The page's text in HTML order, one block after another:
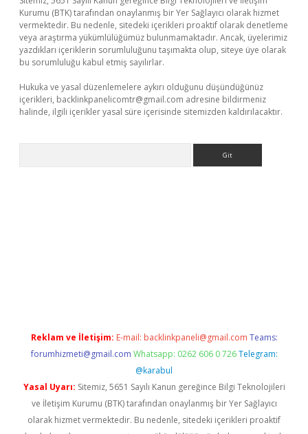
Kurumu (BTK) tarafından onaylanmış bir Yer Sağlayıcı olarak hizmet
vermektedir. Bu nedenle, sitedeki içerikleri proaktif olarak denetleme
veya araştırma yükümlülüğümüz bulunmamaktadır. Ancak, üyelerimiz
yazdıkları içeriklerin sorumluluğunu taşımakta olup, siteye üye olarak
bu sorumluluğu kabul etmiş sayılırlar.
Hukuka ve yasal düzenlemelere aykırı olduğunu düşündüğünüz
içerikleri, backlinkpanelicomtr@gmail.com adresine bildirmeniz
halinde, ilgili içerikler yasal süre içerisinde sitemizden kaldırılacaktır.
Reklam ve İletişim: E-mail: backlinkpaneli@gmail.com Teams:
forumhizmeti@gmail.com Whatsapp: 0262 606 0 726 Telegram:
@karabul
Yasal Uyarı: Sitemiz, 5651 Sayılı Kanun gereğince Bilgi Teknolojileri
ve İletişim Kurumu (BTK) tarafından onaylanmış bir Yer Sağlayıcı
olarak hizmet vermektedir. Bu nedenle, sitedeki içerikleri proaktif